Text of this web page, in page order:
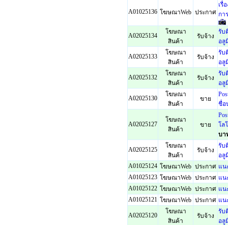
A01025136 โฆษณาWeb ประกาศ
เรื่
กา
A02025134
โฆษณา
สินค้า
รับจ้าง
รับ
อลู
A02025133
โฆษณา
สินค้า
รับจ้าง
รับ
อลู
A02025132
โฆษณา
สินค้า
รับจ้าง
รับ
อลู
A02025130
โฆษณา
สินค้า
ขาย
ชื่อ
A02025127
โฆษณา
สินค้า
ขาย
โล
บา
A02025125
โฆษณา
สินค้า
รับจ้าง
รับ
อลู
A01025124 โฆษณาWeb ประกาศ แน
A01025123 โฆษณาWeb ประกาศ แน
A01025122 โฆษณาWeb ประกาศ แน
A01025121 โฆษณาWeb ประกาศ แน
A02025120
โฆษณา
สินค้า
รับจ้าง
รับ
อลู